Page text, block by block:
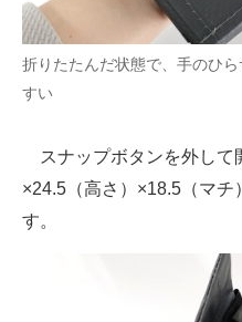
折りたたんだ状態で、手のひ
すい
スナップボタンを外して
×24.5（高さ）×18.5（マチ
す。